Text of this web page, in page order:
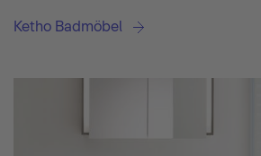
Ketho Badmöbel